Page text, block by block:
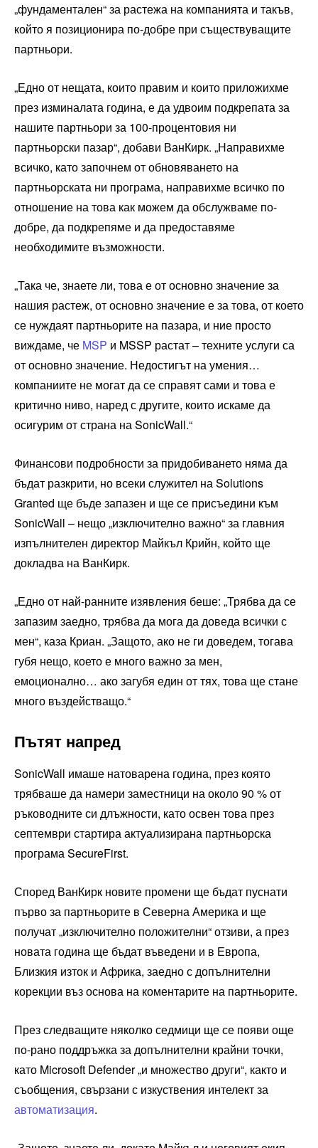
„фундаментален“ за растежа на компанията и такъв,
който я позиционира по-добре при съществуващите
партньори.
„Едно от нещата, които правим и които приложихме
през изминалата година, е да удвоим подкрепата за
нашите партньори за 100-процентовия ни
партньорски пазар“, добави ВанКирк. „Направихме
всичко, като започнем от обновяването на
партньорската ни програма, направихме всичко по
отношение на това как можем да обслужваме по-
добре, да подкрепяме и да предоставяме
необходимите възможности.
„Така че, знаете ли, това е от основно значение за
нашия растеж, от основно значение е за това, от което
се нуждаят партньорите на пазара, и ние просто
виждаме, че MSP и MSSP растат – техните услуги са
от основно значение. Недостигът на умения…
компаниите не могат да се справят сами и това е
критично ниво, наред с другите, които искаме да
осигурим от страна на SonicWall.“
Финансови подробности за придобиването няма да
бъдат разкрити, но всеки служител на Solutions
Granted ще бъде запазен и ще се присъедини към
SonicWall – нещо „изключително важно“ за главния
изпълнителен директор Майкъл Крийн, който ще
докладва на ВанКирк.
„Едно от най-ранните изявления беше: „Трябва да се
запазим заедно, трябва да мога да доведа всички с
мен“, каза Криан. „Защото, ако не ги доведем, тогава
губя нещо, което е много важно за мен,
емоционално… ако загубя един от тях, това ще стане
много въздействащо.“
Пътят напред
SonicWall имаше натоварена година, през която
трябваше да намери заместници на около 90 % от
ръководните си длъжности, като освен това през
септември стартира актуализирана партньорска
програма SecureFirst.
Според ВанКирк новите промени ще бъдат пуснати
първо за партньорите в Северна Америка и ще
получат „изключително положителни“ отзиви, а през
новата година ще бъдат въведени и в Европа,
Близкия изток и Африка, заедно с допълнителни
корекции въз основа на коментарите на партньорите.
През следващите няколко седмици ще се появи още
по-рано поддръжка за допълнителни крайни точки,
като Microsoft Defender „и множество други“, както и
съобщения, свързани с изкуствения интелект за
автоматизация.